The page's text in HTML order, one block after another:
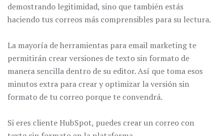
demostrando legitimidad, sino que también estás
haciendo tus correos más comprensibles para su lectura.
La mayoría de herramientas para email marketing te
permitirán crear versiones de texto sin formato de
manera sencilla dentro de su editor. Así que toma esos
minutos extra para crear y optimizar la versión sin
formato de tu correo porque te convendrá.
Si eres cliente HubSpot, puedes crear un correo con